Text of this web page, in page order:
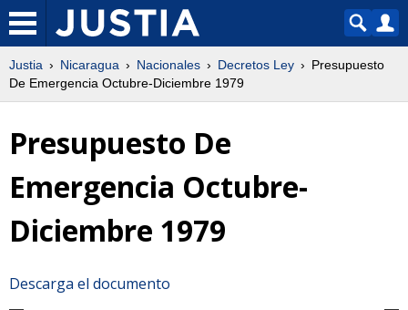
Justia Nicaragua Nacionales Decretos Ley
Presupuesto
De Emergencia Octubre-Diciembre 1979
Presupuesto De
Emergencia Octubre-
Diciembre 1979
Descarga el documento